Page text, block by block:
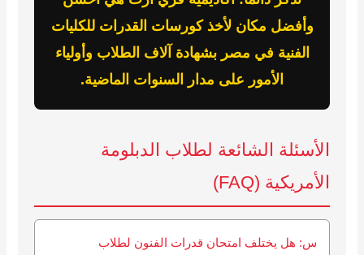
وأفضل مكان لأخذ كورسات القدرات للكليات
الفنية في مصر بشهادة آلاف الطلاب وأولياء
الأمور على مدار السنوات الماضية.
الأسئلة الشائعة لطلاب الدبلومة
الأمريكية (FAQ)
س: هل يختلف امتحان قدرات الفنون لطلاب